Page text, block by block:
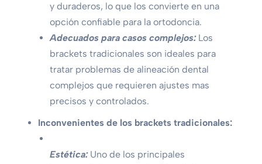
y duraderos, lo que los convierte en una
opción confiable para la ortodoncia.
Adecuados para casos complejos:Los
brackets tradicionales son ideales para
tratar problemas de alineación dental
complejos que requieren ajustes mas
precisos y controlados.
Inconvenientes de los brackets tradicionales:
Estética: Uno de los principales